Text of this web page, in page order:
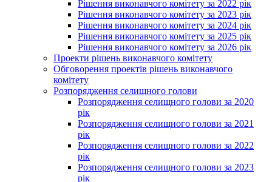
Рішення виконавчого комітету за 2022 рік
Рішення виконавчого комітету за 2023 рік
Рішення виконавчого комітету за 2024 рік
Рішення виконавчого комітету за 2025 рік
Рішення виконавчого комітету за 2026 рік
Проекти рішень виконавчого комітету
Обговорення проектів рішень виконавчого
комітету
Розпорядження селищного голови
Розпорядження селищного голови за 2020
рік
Розпорядження селищного голови за 2021
рік
Розпорядження селищного голови за 2022
рік
Розпорядження селищного голови за 2023
рік